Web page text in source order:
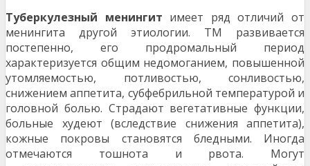
Туберкулезный менингит имеет ряд отличий от
менингита другой этиологии. ТМ развивается
постепенно, его продромальный период
характеризуется общим недомоганием, повышенной
утомляемостью, потливостью, сонливостью,
снижением аппетита, субфебрильной температурой и
головной болью. Страдают вегетативные функции,
больные худеют (вследствие снижения аппетита),
кожные покровы становятся бледными. Иногда
отмечаются тошнота и рвота. Могут